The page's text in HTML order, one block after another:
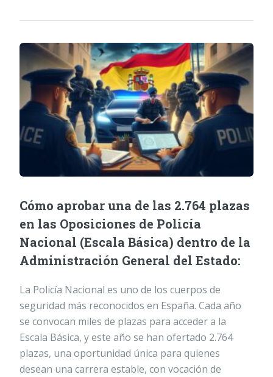
Cómo aprobar una de las 2.764 plazas
en las Oposiciones de Policía
Nacional (Escala Básica) dentro de la
Administración General del Estado:
La Policía Nacional es uno de los cuerpos de
seguridad más reconocidos en España. Cada año
se convocan miles de plazas para acceder a la
Escala Básica, y este año se han ofertado 2.764
plazas, una oportunidad única para quienes
desean una carrera estable, con vocación de